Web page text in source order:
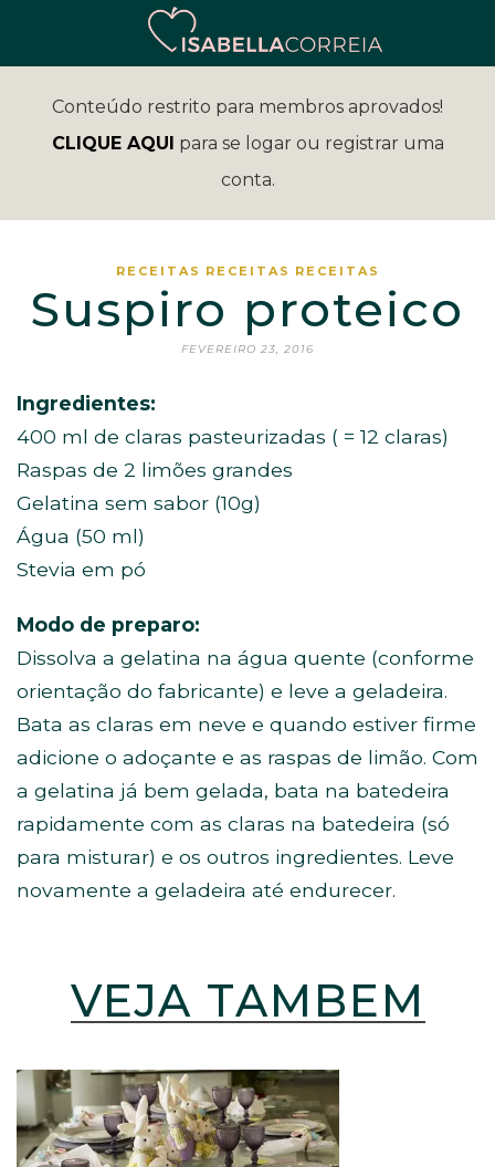
Conteúdo restrito para membros aprovados!
CLIQUE AQUI para se logar ou registrar uma
conta.
RECEITAS RECEITAS RECEITAS
Suspiro proteico
FEVEREIRO 23, 2016
Ingredientes:
400 ml de claras pasteurizadas ( = 12 claras)
Raspas de 2 limões grandes
Gelatina sem sabor (10g)
Água (50 ml)
Stevia em pó
Modo de preparo:
Dissolva a gelatina na água quente (conforme
orientação do fabricante) e leve a geladeira.
Bata as claras em neve e quando estiver firme
adicione o adoçante e as raspas de limão. Com
a gelatina já bem gelada, bata na batedeira
rapidamente com as claras na batedeira (só
para misturar) e os outros ingredientes. Leve
novamente a geladeira até endurecer.
VEJA TAMBÉM